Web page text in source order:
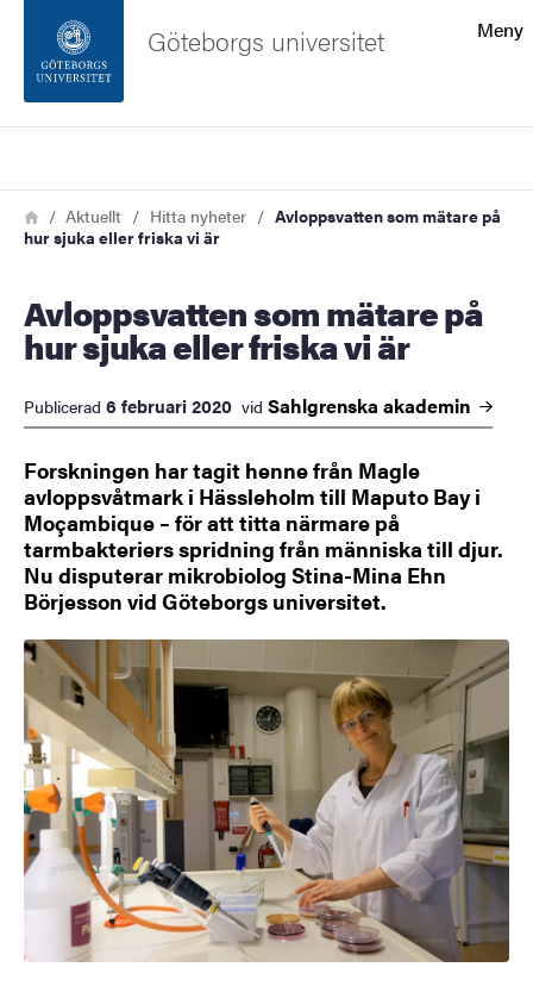
Sidfoten
Om webbplatsen
Meny
Göteborgs universitet
Länkstig
HemAktuellt Hitta nyheter
Avloppsvatten som mätare på
hur sjuka eller friska vi är
Avloppsvatten som mätare på
hur sjuka eller friska vi är
Publicerad 6 februari 2020 vid Sahlgrenska akademin
Forskningen har tagit henne från Magle
avloppsvåtmark i Hässleholm till Maputo Bay i
Moçambique – för att titta närmare på
tarmbakteriers spridning från människa till djur.
Nu disputerar mikrobiolog Stina-Mina Ehn
Börjesson vid Göteborgs universitet.